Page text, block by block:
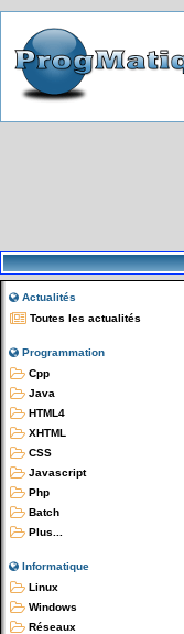
Actualités
Toutes les actualités
Programmation
Cpp
Java
HTML4
XHTML
CSS
Javascript
Php
Batch
Plus...
Informatique
Linux
Windows
Réseaux